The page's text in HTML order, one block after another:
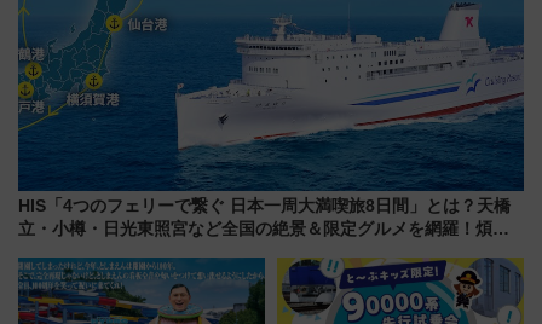
HIS「4つのフェリーで繋ぐ 日本一周大満喫旅8日間」とは？天橋
立・小樽・日光東照宮など全国の絶景＆限定グルメを網羅！煩雑